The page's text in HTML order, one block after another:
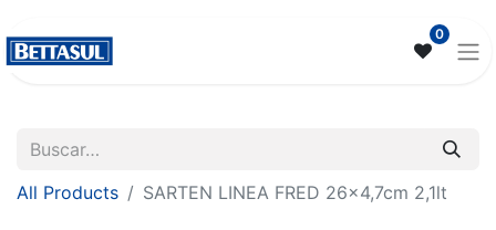
0
All Products SARTEN LINEA FRED 26x4,7cm 2,1lt